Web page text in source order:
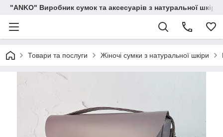
"ANKO" Виробник сумок та аксесуарів з натуральної шкіри.
Товари та послуги Жіночі сумки з натуральної шкіри